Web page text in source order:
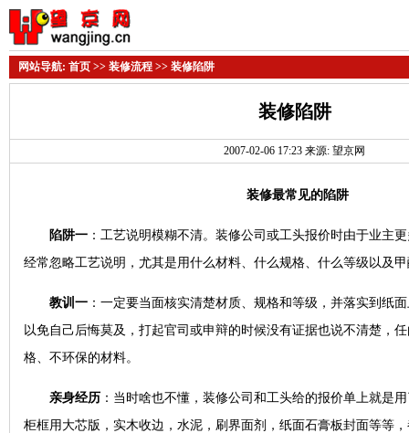
网站导航: 首页 >> 装修流程 >> 装修陷阱
装修陷阱
2007-02-06 17:23 来源: 望京网
装修最常见的陷阱
陷阱一 ：工艺说明模糊不清。装修公司或工头报价时由于业主
经常忽略工艺说明，尤其是用什么材料、什么规格、什么等级以及
教训一 ：一定要当面核实清楚材质、规格和等级，并落实到纸
以免自己后悔莫及，打起官司或申辩的时候没有证据也说不清楚，
格、不环保的材料。
亲身经历 ：当时啥也不懂，装修公司和工头给的报价单上就是
柜框用大芯版，实木收边，水泥，刷界面剂，纸面石膏板封面等等